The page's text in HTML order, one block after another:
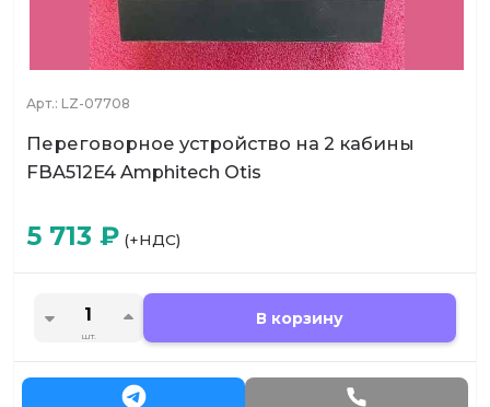
Арт.: LZ-07708
Переговорное устройство на 2 кабины
FBA512E4 Amphitech Otis
5 713 ₽ (+НДС)
шт.
В корзину